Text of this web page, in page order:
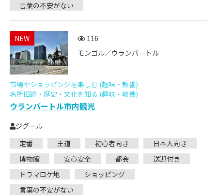
言葉の不安がない
NEW
116
モンゴル／ウランバートル
市場やショッピングを楽しむ (趣味・教養)
名所旧跡・歴史・文化を知る (趣味・教養)
ウランバートル市内観光
ジグール
定番
王道 初心者向き
日本人向き
博物館
安心安全 都会
送迎付き
ドラマロケ地
ショッピング
言葉の不安がない